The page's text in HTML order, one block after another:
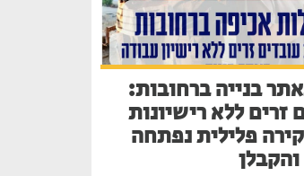
בנייה ברחובות:
זרים ללא רישיונות
פלילית נפתחה